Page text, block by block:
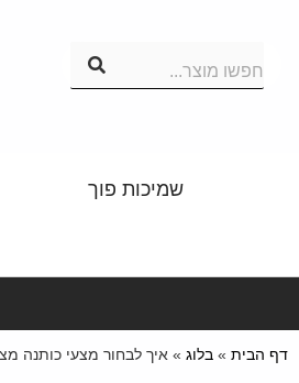
חפשו מוצר...
שמיכות פוך
דף הבית » בלוג » איך לבחור מצעי כותנה מצרית זוגי 500